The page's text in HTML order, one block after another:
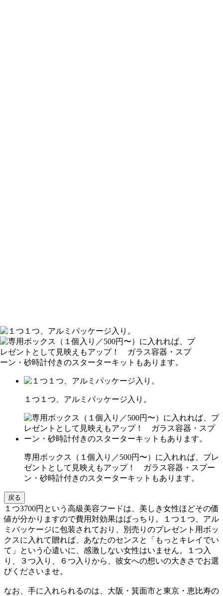
１つ１つ、アルミパッケージ入り。
専用ボックス（１個入り／500円〜）に入れれば、プレ
ゼントとして見映えもアップ！ ガラス容器・スプー
ン・砂時計付きのスターターキットもあります。
戻る
１つ3700円という高級美容フードは、美しき女性ほどその価
値が分かりますので費用対効果はばっちり。１つ１つ、アル
ミパッケージに包装されており、別売りのプレゼント用ボッ
クスに入れて贈れば、あなたのセンスと「もっとキレイでい
て」という心遣いに、感激しない女性はいません。１つ入
り、３つ入り、６つ入りから、彼女への想いの大きさでお選
びくださいませ。
なお、手に入れられるのは、大阪・箕面市と東京・恵比寿の